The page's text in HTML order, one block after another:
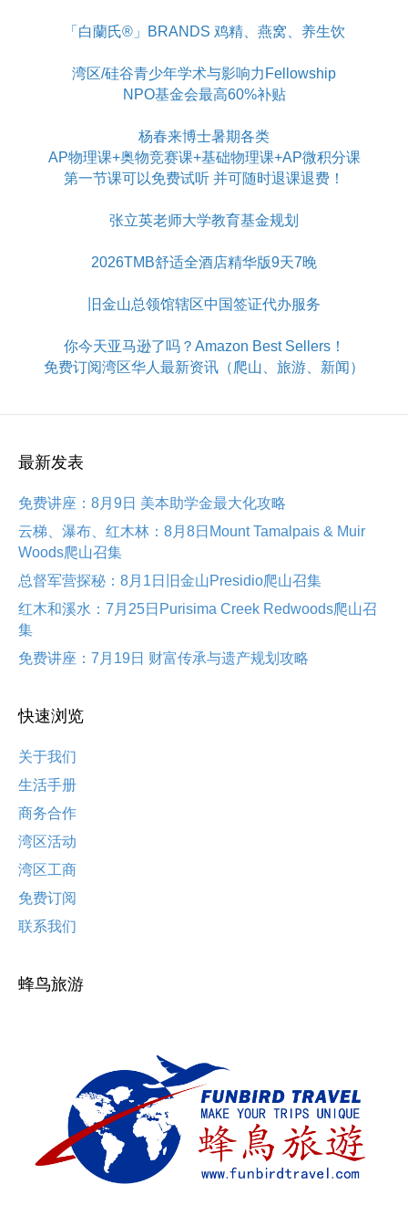
「白蘭氏®」BRANDS 鸡精、燕窝、养生饮
湾区/硅谷青少年学术与影响力Fellowship
NPO基金会最高60%补贴
杨春来博士暑期各类
AP物理课+奥物竞赛课+基础物理课+AP微积分课
第一节课可以免费试听 并可随时退课退费！
张立英老师大学教育基金规划
2026TMB舒适全酒店精华版9天7晚
旧金山总领馆辖区中国签证代办服务
你今天亚马逊了吗？Amazon Best Sellers！
免费订阅湾区华人最新资讯（爬山、旅游、新闻）
最新发表
免费讲座：8月9日 美本助学金最大化攻略
云梯、瀑布、红木林：8月8日Mount Tamalpais & Muir
Woods爬山召集
总督军营探秘：8月1日旧金山Presidio爬山召集
红木和溪水：7月25日Purisima Creek Redwoods爬山召
集
免费讲座：7月19日 财富传承与遗产规划攻略
快速浏览
关于我们
生活手册
商务合作
湾区活动
湾区工商
免费订阅
联系我们
蜂鸟旅游